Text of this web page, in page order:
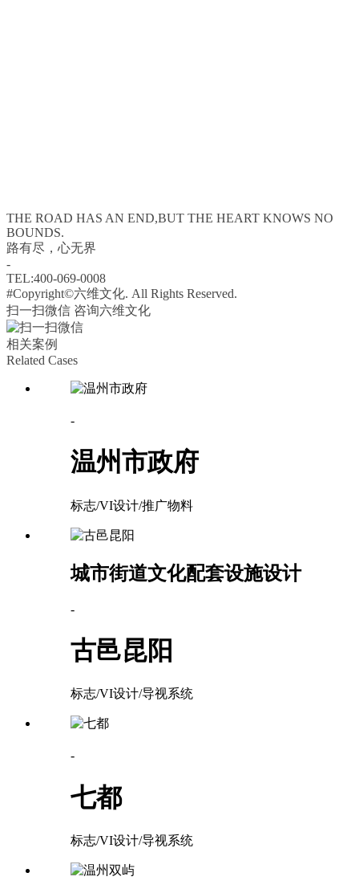
THE ROAD HAS AN END,BUT THE HEART KNOWS NO
BOUNDS.
路有尽，心无界
-
TEL:400-069-0008
#Copyright©六维文化. All Rights Reserved.
扫一扫微信 咨询六维文化
相关案例
Related Cases
-
温州市政府
标志/VI设计/推广物料
城市街道文化配套设施设计
-
古邑昆阳
标志/VI设计/导视系统
-
七都
标志/VI设计/导视系统